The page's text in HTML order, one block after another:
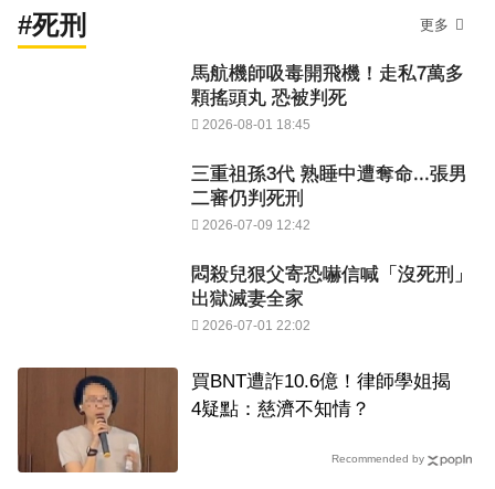
#死刑 更多
馬航機師吸毒開飛機！走私7萬多
顆搖頭丸 恐被判死
2026-08-01 18:45
三重祖孫3代 熟睡中遭奪命...張男
二審仍判死刑
2026-07-09 12:42
悶殺兒狠父寄恐嚇信喊「沒死刑」
出獄滅妻全家
2026-07-01 22:02
買BNT遭詐10.6億！律師學姐揭
4疑點：慈濟不知情？
Recommended by